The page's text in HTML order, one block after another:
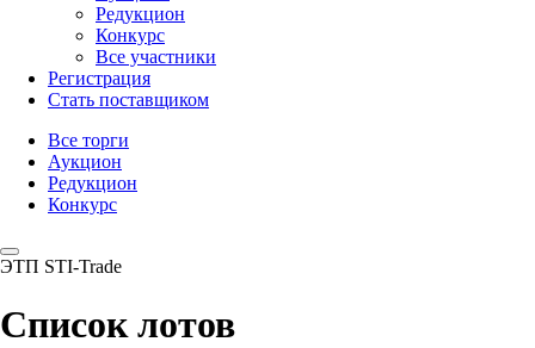
Редукцион
Конкурс
Все участники
Регистрация
Стать поставщиком
Все торги
Аукцион
Редукцион
Конкурс
ЭТП STI-Trade
Список лотов